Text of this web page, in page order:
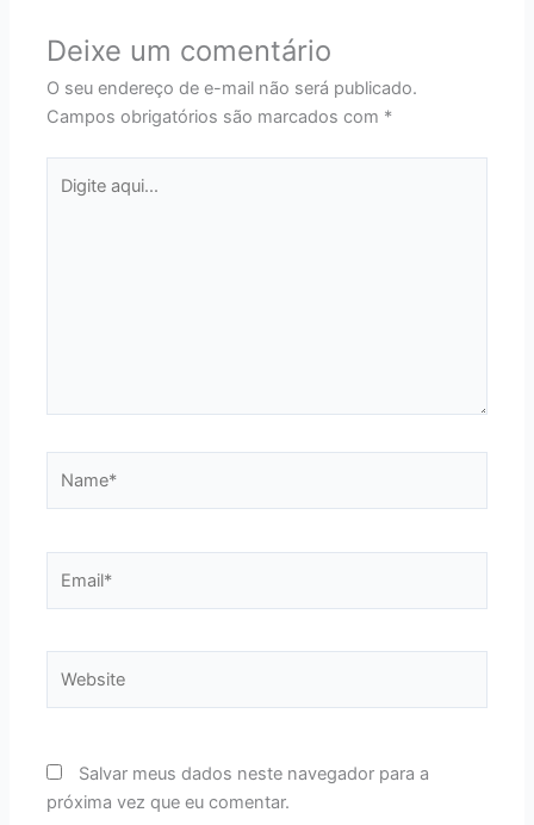
Deixe um comentário
O seu endereço de e-mail não será publicado.
Campos obrigatórios são marcados com *
aqui...
Salvar meus dados neste navegador para a
próxima vez que eu comentar.